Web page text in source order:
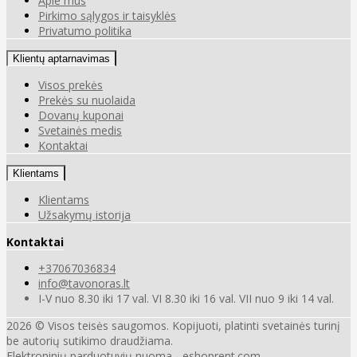
Pirkimo sąlygos ir taisyklės
Privatumo politika
Klientų aptarnavimas
Visos prekės
Prekės su nuolaida
Dovanų kuponai
Svetainės medis
Kontaktai
Klientams
Klientams
Užsakymų istorija
Kontaktai
+37067036834
info@tavonoras.lt
I-V nuo 8.30 iki 17 val. VI 8.30 iki 16 val. VII nuo 9 iki 14 val.
2026 © Visos teisės saugomos. Kopijuoti, platinti svetainės turinį
be autorių sutikimo draudžiama.